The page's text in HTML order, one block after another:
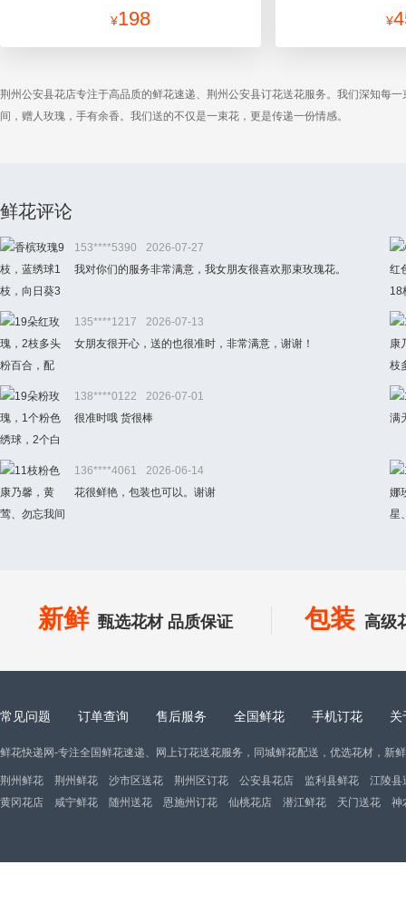
¥198 ¥
荆州公安县花店专注于高品质的鲜花速递、荆州公安县订花送花服务。我们深知每
间，赠人玫瑰，手有余香。我们送的不仅是一束花，更是传递一份情感。
鲜花评论
153****5390
2026-07-27
我对你们的服务非常满意，我女朋友很喜欢那束玫瑰花。
135****1217
2026-07-13
女朋友很开心，送的也很准时，非常满意，谢谢！
138****0122
2026-07-01
很准时哦 货很棒
136****4061
2026-06-14
花很鲜艳，包装也可以。谢谢
新鲜 甄选花材 品质保证 包装 高级
常见问题 订单查询 售后服务 全国鲜花 手机订花 关
鲜花快递网-专注全国鲜花速递、网上订花送花服务，同城鲜花配送，优选花材，新
荆州鲜花 荆州鲜花 沙市区送花 荆州区订花 公安县花店 监利县鲜花
江陵县
黄冈花店
咸宁鲜花 随州送花 恩施州订花 仙桃花店 潜江鲜花 天门送花 神